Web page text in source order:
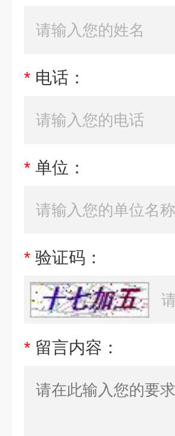
* 电话：
* 单位：
* 验证码：
* 留言内容：